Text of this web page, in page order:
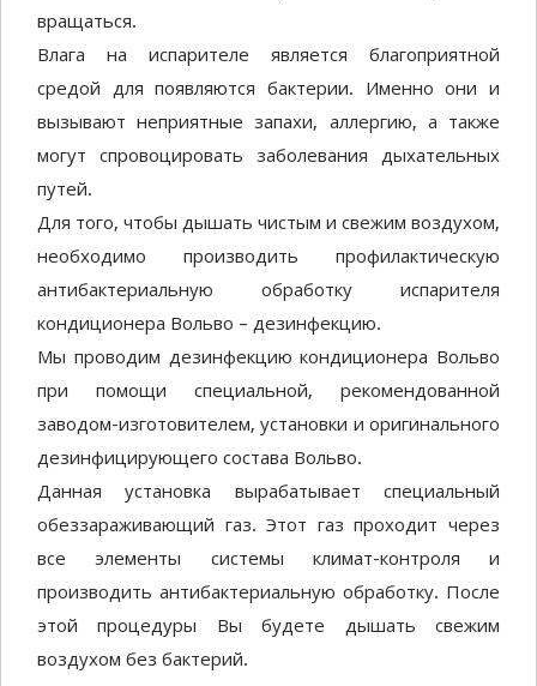
вращаться.
Влага на испарителе является благоприятной
средой для появляются бактерии. Именно они и
вызывают неприятные запахи, аллергию, а также
могут спровоцировать заболевания дыхательных
путей.
Для того, чтобы дышать чистым и свежим воздухом,
необходимо производить профилактическую
антибактериальную обработку испарителя
кондиционера Вольво – дезинфекцию.
Мы проводим дезинфекцию кондиционера Вольво
при помощи специальной, рекомендованной
заводом-изготовителем, установки и оригинального
дезинфицирующего состава Вольво.
Данная установка вырабатывает специальный
обеззараживающий газ. Этот газ проходит через
все элементы системы климат-контроля и
производить антибактериальную обработку. После
этой процедуры Вы будете дышать свежим
воздухом без бактерий.